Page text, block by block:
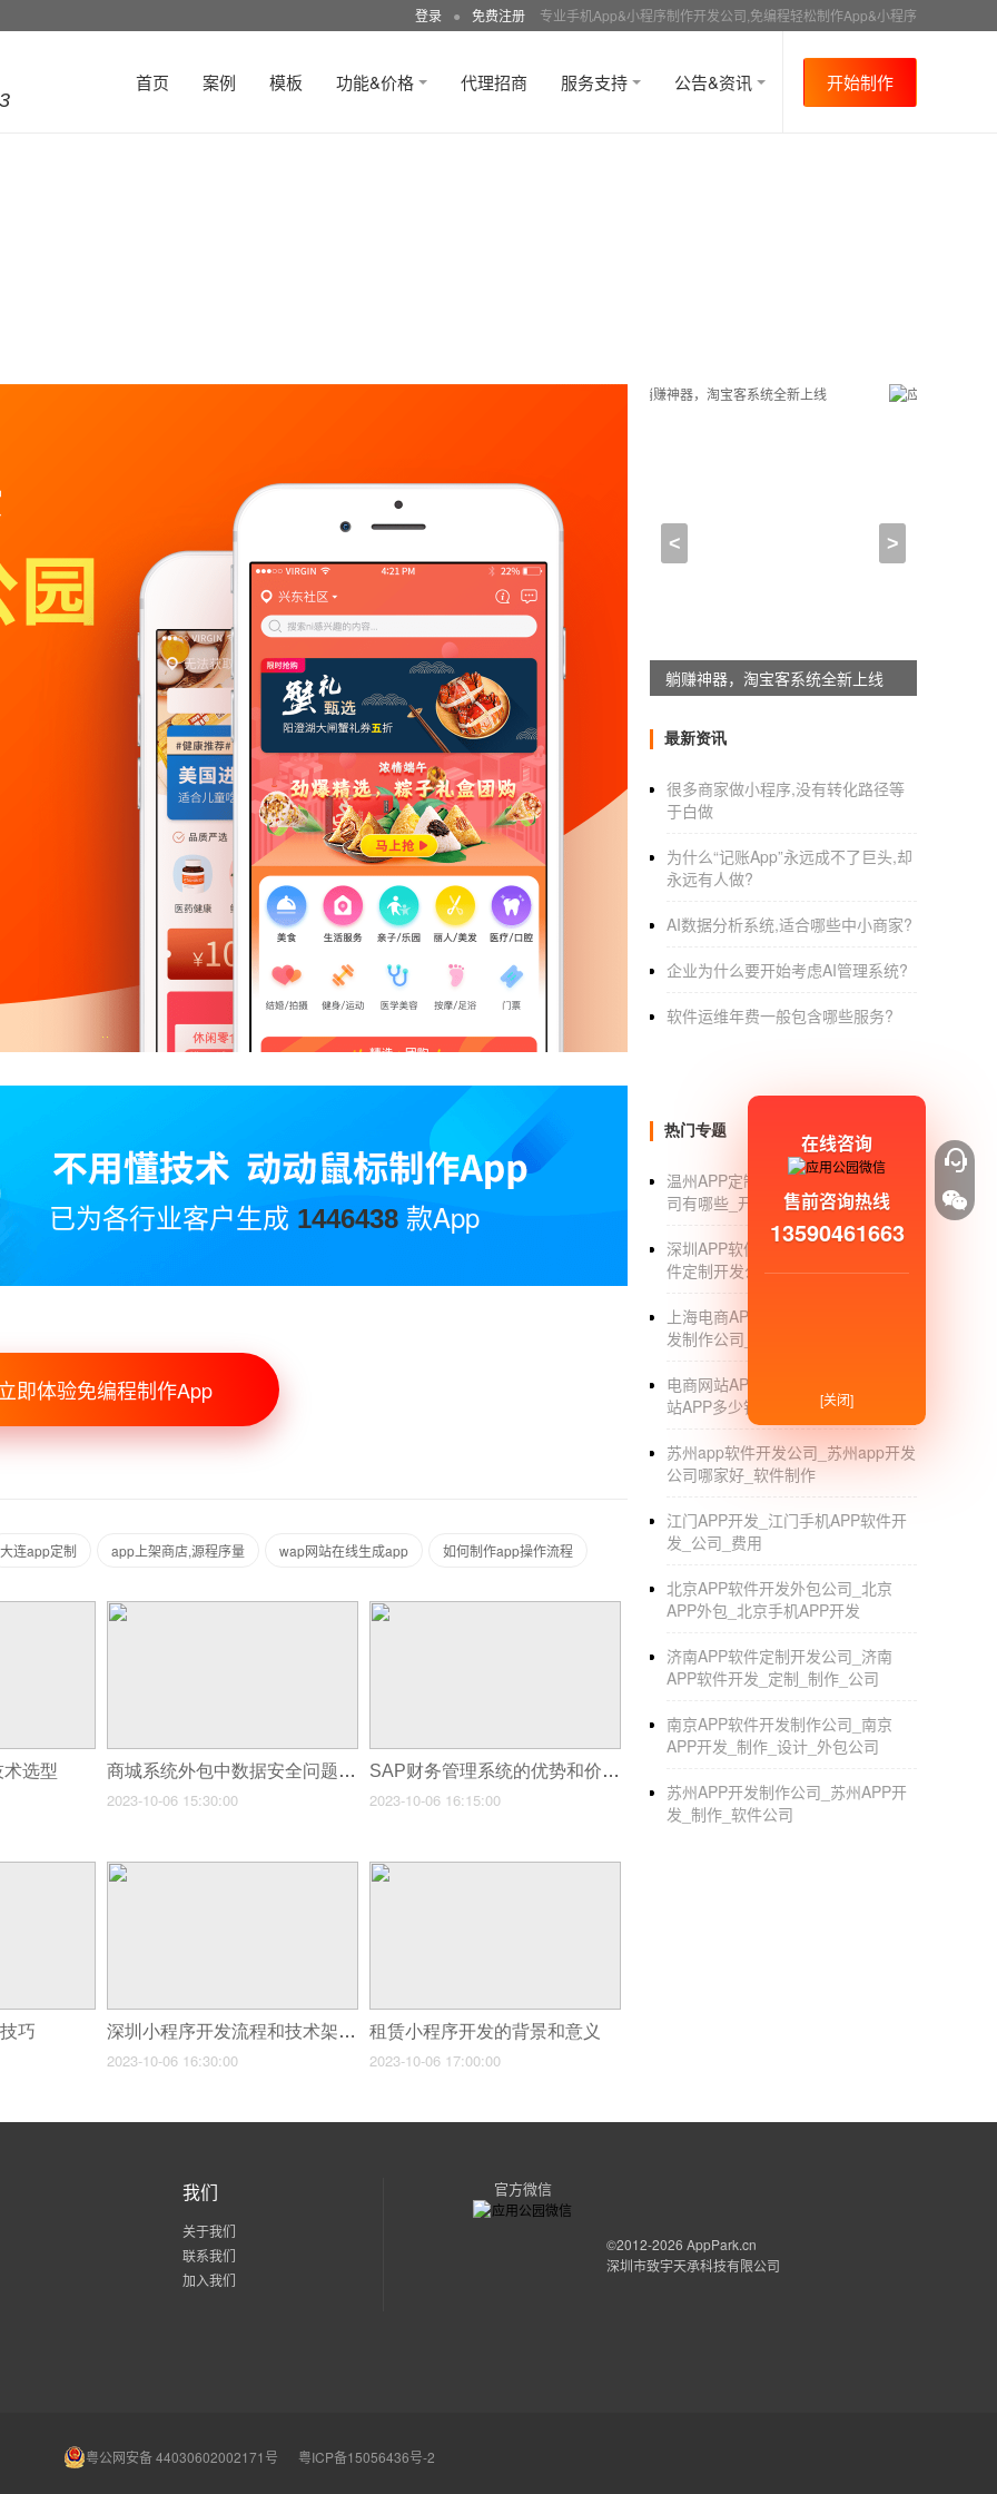
登录 ● 免费注册 专业手机App&小程序制作开发公司,免编程轻松制作App&小程序
首页 案例 模板 功能&价格 代理招商 服务支持 公告&资讯 开始制作
2021-07-31 10:30:00
在线教育是一个新的商机，也是一个竞争相
1.免费增值服务
间的平衡非常重要。毕竟没有免费功能，也
会员服务是指用户通过缴纳一定的费用会员
教育平台比较适合的模式。
和教育机构的传统盈利模式一样，付费课程
6.实物/虚拟商品的销售
可以出售玩具、培训材料和虚拟现实设备。
在线教育APP通过众筹筹集资金，选择合适的
以上就是教育APP的七种盈利模式，希望对
已为各行业客户生成 1446438 款App
即体验免编程制作App
大连app定制 app上架商店,源程序量 wap网站在线生成app 如何制作app操作流程
选型 商城系统外包中数据安全问题及其解决方案
2023-10-06 15:30:00
SAP财务管理系统的优势和价值
2023-10-06 16:15:00
巧 深圳小程序开发流程和技术架构
2023-10-06 16:30:00
租赁小程序开发的背景和意义
2023-10-06 17:00:00
< >
应用公园同城配送插件上线
最新资讯
很多商家做小程序,没有转化路径等
于白做
为什么“记账App”永远成不了巨头,却
永远有人做?
AI数据分析系统,适合哪些中小商家?
企业为什么要开始考虑AI管理系统?
软件运维年费一般包含哪些服务?
热门专题
温州APP定制_温州APP定制开发公
司有哪些_开发制作_外包
深圳APP软件定制开发_深圳APP软
件定制开发公司_制作_外包_团队
上海电商APP制作_上海电商APP开
发制作公司_排名_费用
电商网站APP开发_制作一个电商网
站APP多少钱_费用
苏州app软件开发公司_苏州app开发
公司哪家好_软件制作
江门APP开发_江门手机APP软件开
发_公司_费用
北京APP软件开发外包公司_北京
APP外包_北京手机APP开发
济南APP软件定制开发公司_济南
APP软件开发_定制_制作_公司
南京APP软件开发制作公司_南京
APP开发_制作_设计_外包公司
苏州APP开发制作公司_苏州APP开
发_制作_软件公司
我们
关于我们
联系我们
加入我们
官方微信
©2012-2026 AppPark.cn
深圳市致宇天承科技有限公司
粤公网安备 44030602002171号 粤ICP备15056436号-2
在线咨询
售前咨询热线
13590461663
[关闭]